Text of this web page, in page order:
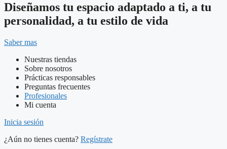
Diseñamos tu espacio adaptado a ti, a tu
personalidad, a tu estilo de vida
Saber mas
Nuestras tiendas
Sobre nosotros
Prácticas responsables
Preguntas frecuentes
Profesionales
Mi cuenta
Inicia sesión
¿Aún no tienes cuenta? Regístrate